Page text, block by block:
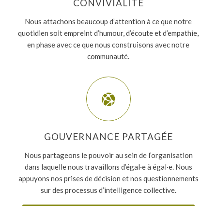
CONVIVIALITÉ
Nous attachons beaucoup d’attention à ce que notre
quotidien soit empreint d’humour, d’écoute et d’empathie,
en phase avec ce que nous construisons avec notre
communauté.
GOUVERNANCE PARTAGÉE
Nous partageons le pouvoir au sein de l’organisation
dans laquelle nous travaillons d’égal·e à égal·e. Nous
appuyons nos prises de décision et nos questionnements
sur des processus d’intelligence collective.